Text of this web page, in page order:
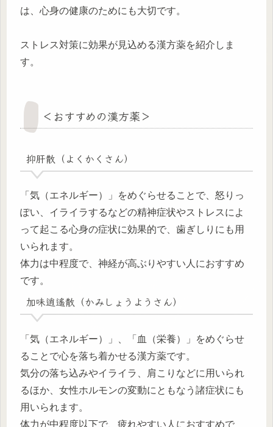
は、心身の健康のためにも大切です。
ストレス対策に効果が見込める漢方薬を紹介しま
す。
＜おすすめの漢方薬＞
抑肝散（よくかくさん）
「気（エネルギー）」をめぐらせることで、怒りっ
ぽい、イライラするなどの精神症状やストレスによ
って起こる心身の症状に効果的で、歯ぎしりにも用
いられます。
体力は中程度で、神経が高ぶりやすい人におすすめ
です。
加味逍遙散（かみしょうようさん）
「気（エネルギー）」、「血（栄養）」をめぐらせ
ることで心を落ち着かせる漢方薬です。
気分の落ち込みやイライラ、肩こりなどに用いられ
るほか、女性ホルモンの変動にともなう諸症状にも
用いられます。
体力が中程度以下で、疲れやすい人におすすめで